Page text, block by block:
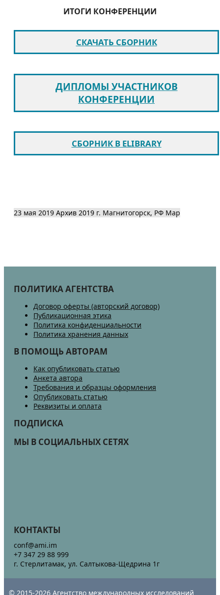
ИТОГИ КОНФЕРЕНЦИИ
СКАЧАТЬ СБОРНИК
ДИПЛОМЫ УЧАСТНИКОВ
КОНФЕРЕНЦИИ
СБОРНИК В ELIBRARY
23 мая 2019 Архив 2019 г. Магнитогорск, РФ Map
ПОЛИТИКА АГЕНТСТВА
Договор оферты (авторский договор)
Публикационная этика
Политика конфиденциальности
Политика хранения данных
В ПОМОЩЬ АВТОРАМ
Как опубликовать статью
Анкета автора
Требования и образцы оформления
Опубликовать статью
Реквизиты и оплата
ПОДПИСКА
МЫ В СОЦИАЛЬНЫХ СЕТЯХ
КОНТАКТЫ
conf@ami.im
+7 347 29 88 999
г. Стерлитамак, ул. Салтыкова-Щедрина 1г
© 2015-2026 Агентство международных исследований